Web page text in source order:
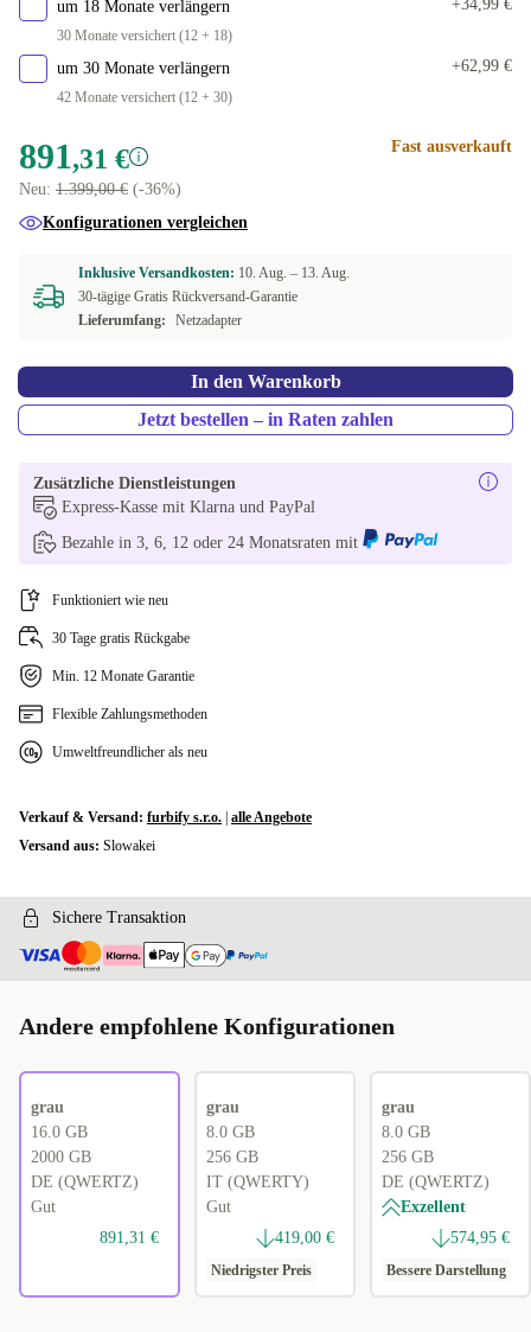
um 18 Monate verlängern
30 Monate versichert (12 + 18)
+34,99 €
um 30 Monate verlängern
42 Monate versichert (12 + 30)
+62,99 €
891,31 €
Neu: 1.399,00 € (-36%)
Fast ausverkauft
Konfigurationen vergleichen
Inklusive Versandkosten: 10. Aug. – 13. Aug.
30-tägige Gratis Rückversand-Garantie
Lieferumfang:
Netzadapter
In den Warenkorb
Jetzt bestellen – in Raten zahlen
Zusätzliche Dienstleistungen
Express-Kasse mit Klarna und PayPal
Bezahle in 3, 6, 12 oder 24 Monatsraten mit
Funktioniert wie neu
30 Tage gratis Rückgabe
Min. 12 Monate Garantie
Flexible Zahlungsmethoden
Umweltfreundlicher als neu
Verkauf & Versand: furbify s.r.o. alle Angebote
Versand aus: Slowakei
Sichere Transaktion
Andere empfohlene Konfigurationen
grau
16.0 GB
2000 GB
DE (QWERTZ)
Gut
891,31 €
grau
8.0 GB
256 GB
IT (QWERTY)
Gut
419,00 €
Niedrigster Preis
grau
8.0 GB
256 GB
DE (QWERTZ)
Exzellent
574,95 €
Bessere Darstellung